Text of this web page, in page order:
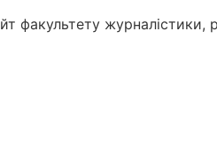
факультету журналістики,